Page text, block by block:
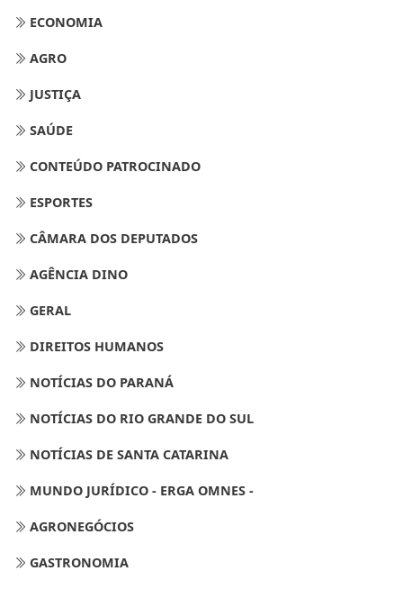
ECONOMIA
AGRO
JUSTIÇA
SAÚDE
CONTEÚDO PATROCINADO
ESPORTES
CÂMARA DOS DEPUTADOS
AGÊNCIA DINO
GERAL
DIREITOS HUMANOS
NOTÍCIAS DO PARANÁ
NOTÍCIAS DO RIO GRANDE DO SUL
NOTÍCIAS DE SANTA CATARINA
MUNDO JURÍDICO - ERGA OMNES -
AGRONEGÓCIOS
GASTRONOMIA